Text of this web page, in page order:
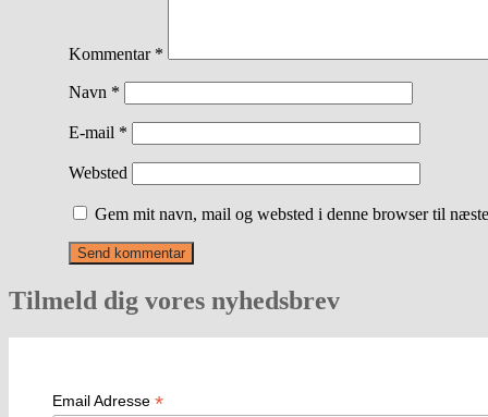
Kommentar *
Navn *
E-mail *
Websted
Gem mit navn, mail og websted i denne browser til
Tilmeld dig vores nyhedsbrev
Email Adresse *